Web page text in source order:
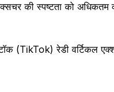
की स्पष्टता को
(TikTok) रेडी वर्टिकल